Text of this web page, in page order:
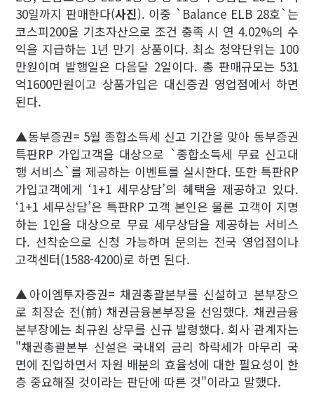
30일까지 판매한다(사진). 이중 `Balance ELB 28호`는
코스피200을 기초자산으로 조건 충족 시 연 4.02%의 수
익을 지급하는 1년 만기 상품이다. 최소 청약단위는 100
만원이며 발행일은 다음달 2일이다. 총 판매규모는 531
억1600만원이고 상품가입은 대신증권 영업점에서 하면
된다.
▲동부증권= 5월 종합소득세 신고 기간을 맞아 동부증권
특판RP 가입고객을 대상으로 `종합소득세 무료 신고대
행 서비스`를 제공하는 이벤트를 실시한다. 또한 특판RP
가입고객에게 ‘1+1 세무상담’의 혜택을 제공하고 있다.
‘1+1 세무상담’은 특판RP 고객 본인은 물론 고객이 지명
하는 1인을 대상으로 무료 세무상담을 제공하는 서비스
다. 선착순으로 신청 가능하며 문의는 전국 영업점이나
고객센터(1588-4200)로 하면 된다.
▲아이엠투자증권= 채권총괄본부를 신설하고 본부장으
로 최장순 전(前) 채권금융본부장을 선임했다. 채권금융
본부장에는 최규원 상무를 신규 발령했다. 회사 관계자는
"채권총괄본부 신설은 국내외 금리 하락세가 마무리 국
면에 진입하면서 자원 배분의 효율성에 대한 필요성이 한
층 중요해질 것이라는 판단에 따른 것"이라고 말했다.